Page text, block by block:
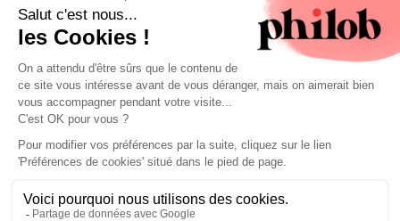
ESTIMATION GRATUITE
PHILOB
MENTIONS LÉGALES